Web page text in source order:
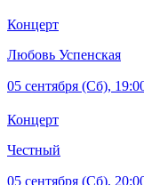
Концерт
Любовь Успенская
05 сентября (Сб),
Концерт
Честный
05 сентября (Сб),